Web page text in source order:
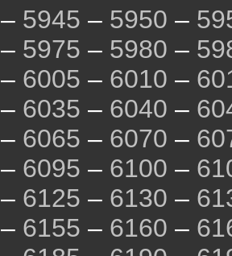
– 5945 – 5950 –
– 5975 – 5980 –
– 6005 – 6010 –
– 6035 – 6040 –
– 6065 – 6070 –
– 6095 – 6100 –
– 6125 – 6130 –
– 6155 – 6160 –